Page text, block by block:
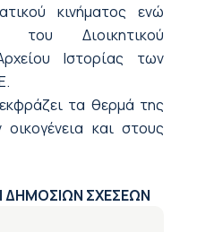
κινήματος ενώ
του Διοικητικού
Ιστορίας των
τα θερμά της
και στους
ΔΗΜΟΣΙΩΝ ΣΧΕΣΕΩΝ